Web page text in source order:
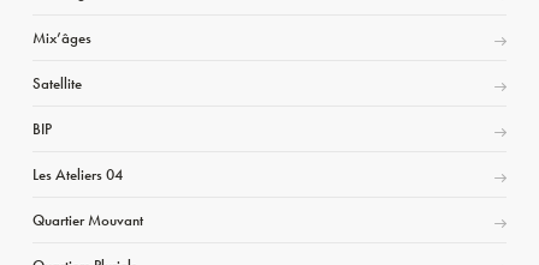
Mix’âges
Satellite
BIP
Les Ateliers 04
Quartier Mouvant